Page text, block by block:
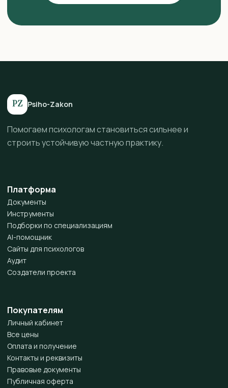
PZ Psiho-Zakon
Помогаем психологам становиться сильнее и
строить устойчивую частную практику.
Платформа
Документы
Инструменты
Подборки по специализациям
AI-помощник
Сайты для психологов
Аудит
Создатели проекта
Покупателям
Личный кабинет
Все цены
Оплата и получение
Контакты и реквизиты
Правовые документы
Публичная оферта